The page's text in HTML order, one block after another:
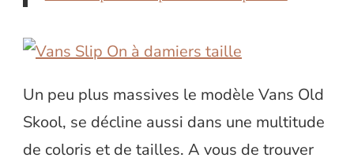
Un peu plus massives le modèle Vans Old
Skool, se décline aussi dans une multitude
de coloris et de tailles. A vous de trouver